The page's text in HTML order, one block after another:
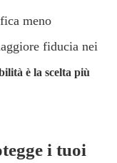
meno
fiducia nei
è la scelta più
i tuoi